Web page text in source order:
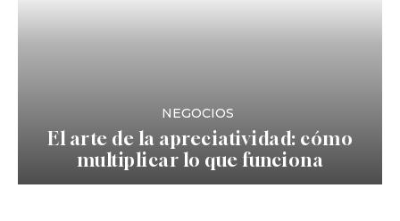
NEGOCIOS
El arte de la apreciatividad: cómo
multiplicar lo que funciona